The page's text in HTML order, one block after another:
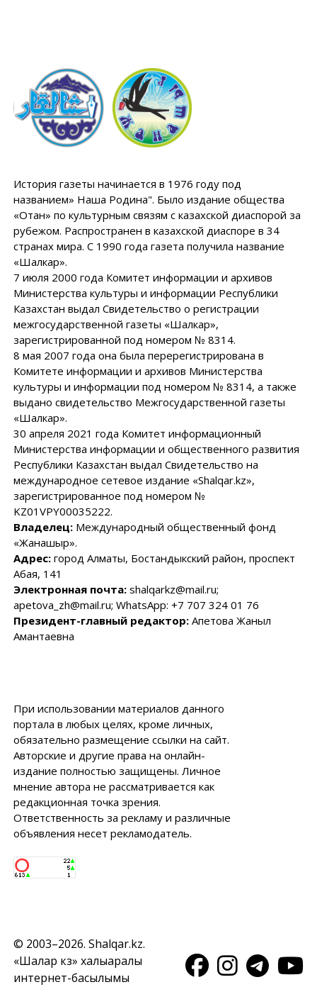
История газеты начинается в 1976 году под
названием» Наша Родина". Было издание общества
«Отан» по культурным связям с казахской диаспорой за
рубежом. Распространен в казахской диаспоре в 34
странах мира. С 1990 года газета получила название
«Шалкар».
7 июля 2000 года Комитет информации и архивов
Министерства культуры и информации Республики
Казахстан выдал Свидетельство о регистрации
межгосударственной газеты «Шалкар»,
зарегистрированной под номером № 8314.
8 мая 2007 года она была перерегистрирована в
Комитете информации и архивов Министерства
культуры и информации под номером № 8314, а также
выдано свидетельство Межгосударственной газеты
«Шалкар».
30 апреля 2021 года Комитет информационный
Министерства информации и общественного развития
Республики Казахстан выдал Свидетельство на
международное сетевое издание «Shalqar.kz»,
зарегистрированное под номером №
KZ01VPY00035222.
Владелец:Международный общественный фонд
«Жанашыр».
Адрес:город Алматы, Бостандыкский район, проспект
Абая, 141
Электронная почта:shalqarkz@mail.ru;
apetova_zh@mail.ru; WhatsApp: +7 707 324 01 76
Президент-главный редактор:Апетова Жаныл
Амантаевна
При использовании материалов данного
портала в любых целях, кроме личных,
обязательно размещение ссылки на сайт.
Авторские и другие права на онлайн-
издание полностью защищены. Личное
мнение автора не рассматривается как
редакционная точка зрения.
Ответственность за рекламу и различные
объявления несет рекламодатель.
© 2003–2026. Shalqar.kz.
«Шалқар кз» халықаралық
интернет-басылымы